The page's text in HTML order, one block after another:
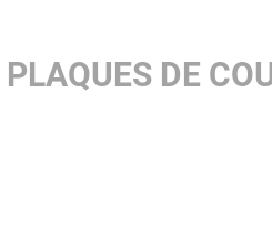
DE